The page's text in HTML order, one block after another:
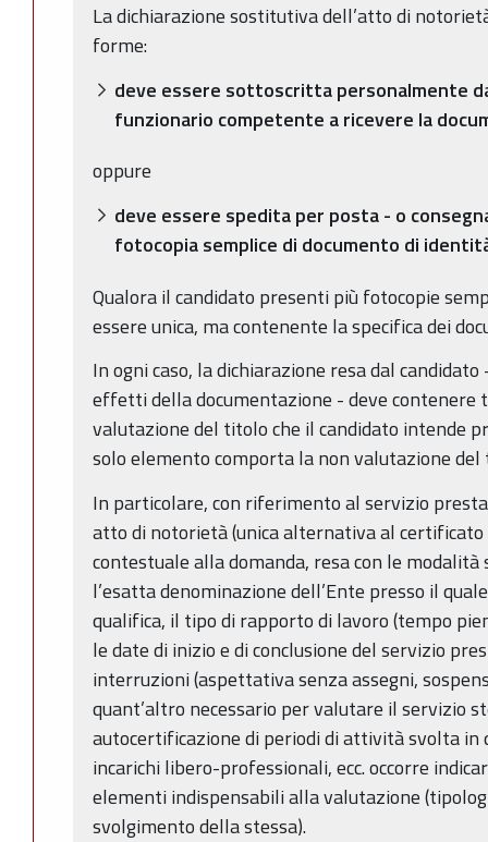
La dichiarazione sostitutiva dell’atto di
forme:
deve essere sottoscritta personalmente
funzionario competente a ricevere la
oppure
deve essere spedita per posta - o
fotocopia semplice di documento di
Qualora il candidato presenti più fotocopie
essere unica, ma contenente la specifica dei
In ogni caso, la dichiarazione resa dal
effetti della documentazione - deve
valutazione del titolo che il candidato intende
solo elemento comporta la non valutazione
In particolare, con riferimento al servizio
atto di notorietà (unica alternativa al
contestuale alla domanda, resa con le
l’esatta denominazione dell’Ente presso il
qualifica, il tipo di rapporto di lavoro (tempo
le date di inizio e di conclusione del servizio
interruzioni (aspettativa senza assegni,
quant’altro necessario per valutare il servizio
autocertificazione di periodi di attività svolta in
incarichi libero-professionali, ecc. occorre
elementi indispensabili alla valutazione
svolgimento della stessa).